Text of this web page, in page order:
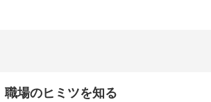
職場のヒミツを知る